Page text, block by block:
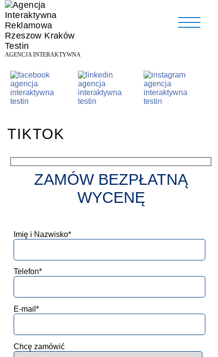
AGENCJA INTERAKTYWNA
TIKTOK
ZAMÓW BEZPŁATNĄ
WYCENĘ
Imię i Nazwisko*
Telefon*
E-mail*
Chcę zamówić